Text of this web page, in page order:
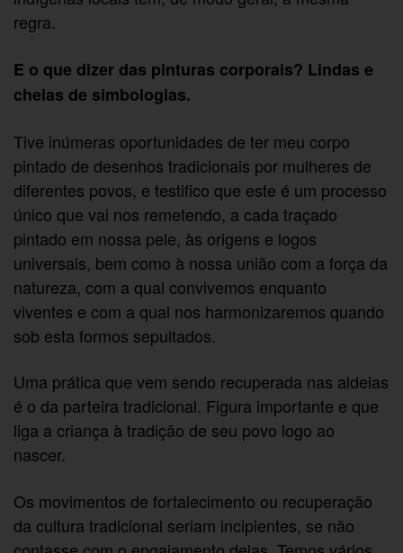
regra.
E o que dizer das pinturas corporais? Lindas e
cheias de simbologias.
Tive inúmeras oportunidades de ter meu corpo
pintado de desenhos tradicionais por mulheres de
diferentes povos, e testifico que este é um processo
único que vai nos remetendo, a cada traçado
pintado em nossa pele, às origens e logos
universais, bem como à nossa união com a força da
natureza, com a qual convivemos enquanto
viventes e com a qual nos harmonizaremos quando
sob esta formos sepultados.
Uma prática que vem sendo recuperada nas aldeias
é o da parteira tradicional. Figura importante e que
liga a criança à tradição de seu povo logo ao
nascer.
Os movimentos de fortalecimento ou recuperação
da cultura tradicional seriam incipientes, se não